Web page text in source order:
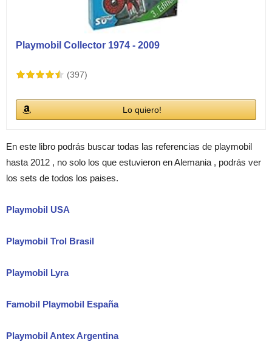
Playmobil Collector 1974 - 2009
(397)
Lo quiero!
En este libro podrás buscar todas las referencias de playmobil
hasta 2012 , no solo los que estuvieron en Alemania , podrás ver
los sets de todos los paises.
Playmobil USA
Playmobil Trol Brasil
Playmobil Lyra
Famobil Playmobil España
Playmobil Antex Argentina